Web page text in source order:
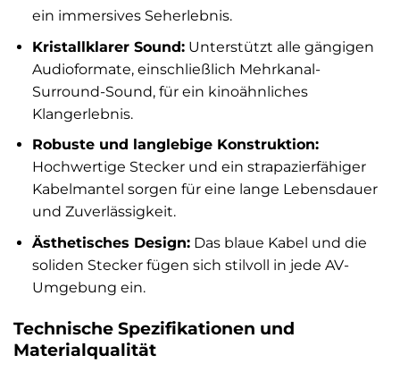
ein immersives Seherlebnis.
Kristallklarer Sound:Unterstützt alle gängigen
Audioformate, einschließlich Mehrkanal-
Surround-Sound, für ein kinoähnliches
Klangerlebnis.
Robuste und langlebige Konstruktion:
Hochwertige Stecker und ein strapazierfähiger
Kabelmantel sorgen für eine lange Lebensdauer
und Zuverlässigkeit.
Ästhetisches Design:Das blaue Kabel und die
soliden Stecker fügen sich stilvoll in jede AV-
Umgebung ein.
Technische Spezifikationen und
Materialqualität